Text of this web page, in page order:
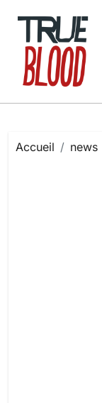
contenu
Accueil news